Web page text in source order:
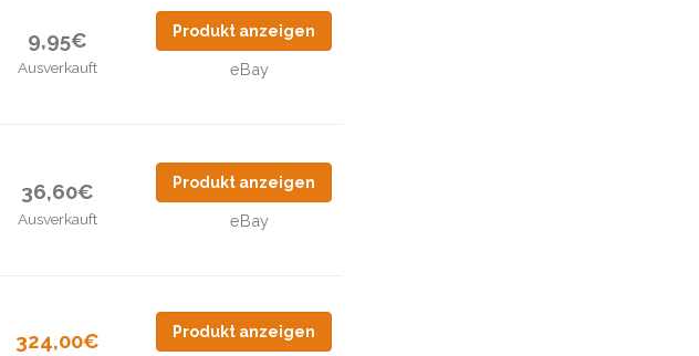
9,95€
Ausverkauft
Produkt anzeigen
eBay
36,60€
Ausverkauft
Produkt anzeigen
eBay
324,00€ Produkt anzeigen